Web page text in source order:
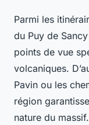
Parmi les
du Puy de
points de vue
volcaniques.
Pavin ou les
région
nature du